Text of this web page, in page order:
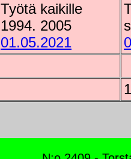
Työtä kaikille
1994. 2005
01.05.2021